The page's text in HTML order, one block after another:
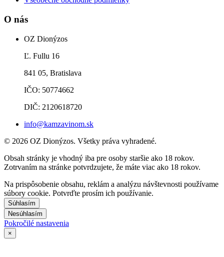
O nás
OZ Dionýzos
Ľ. Fullu 16
841 05, Bratislava
IČO: 50774662
DIČ: 2120618720
info@kamzavinom.sk
© 2026 OZ Dionýzos. Všetky práva vyhradené.
Obsah stránky je vhodný iba pre osoby staršie ako 18 rokov.
Zotrvaním na stránke potvrdzujete, že máte viac ako 18 rokov.
Na prispôsobenie obsahu, reklám a analýzu návštevnosti používame
súbory cookie. Potvrďte prosím ich používanie.
Súhlasím
Nesúhlasím
Pokročilé nastavenia
×